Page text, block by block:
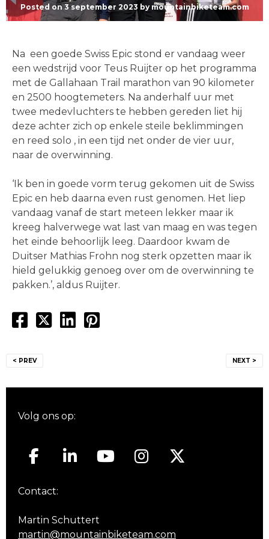
Posted on3 september 2023 by mountainbiketeam.com
Na een goede Swiss Epic stond er vandaag weer
een wedstrijd voor Teus Ruijter op het programma
met de Gallahaan Trail marathon van 90 kilometer
en 2500 hoogtemeters. Na anderhalf uur met
twee medevluchters te hebben gereden liet hij
deze achter zich op enkele steile beklimmingen
en reed solo , in een tijd net onder de vier uur,
naar de overwinning.
‘Ik ben in goede vorm terug gekomen uit de Swiss
Epic en heb daarna even rust genomen. Het liep
vandaag vanaf de start meteen lekker maar ik
kreeg halverwege wat last van maag en was tegen
het einde behoorlijk leeg. Daardoor kwam de
Duitser Mathias Frohn nog sterk opzetten maar ik
hield gelukkig genoeg over om de overwinning te
pakken.’, aldus Ruijter.
navigatie
< PREV NEXT >
Volg ons op:
Contact:
Martin Schuttert
martin@mountainbiketeam.com